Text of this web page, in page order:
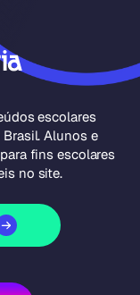
escolares
Alunos e
fins escolares
no site.